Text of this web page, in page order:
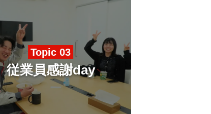
Topic 03
従業員感謝day